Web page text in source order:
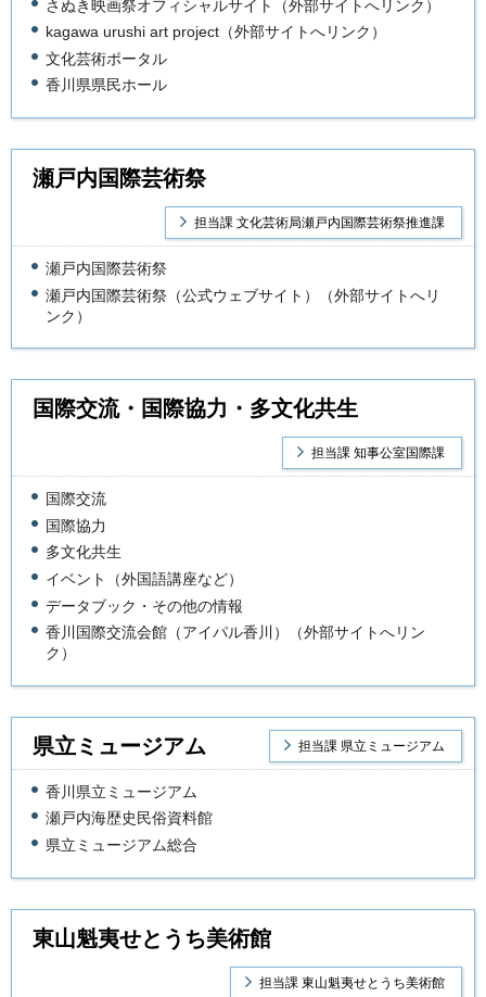
さぬき映画祭オフィシャルサイト（外部サイトへリンク）
kagawa urushi art project（外部サイトへリンク）
文化芸術ポータル
香川県県民ホール
瀬戸内国際芸術祭
担当課 文化芸術局瀬戸内国際芸術祭推進課
瀬戸内国際芸術祭
瀬戸内国際芸術祭（公式ウェブサイト）（外部サイトへリ
ンク）
国際交流・国際協力・多文化共生
担当課 知事公室国際課
国際交流
国際協力
多文化共生
イベント（外国語講座など）
データブック・その他の情報
香川国際交流会館（アイパル香川）（外部サイトへリン
ク）
県立ミュージアム 担当課 県立ミュージアム
香川県立ミュージアム
瀬戸内海歴史民俗資料館
県立ミュージアム総合
東山魁夷せとうち美術館
担当課 東山魁夷せとうち美術館